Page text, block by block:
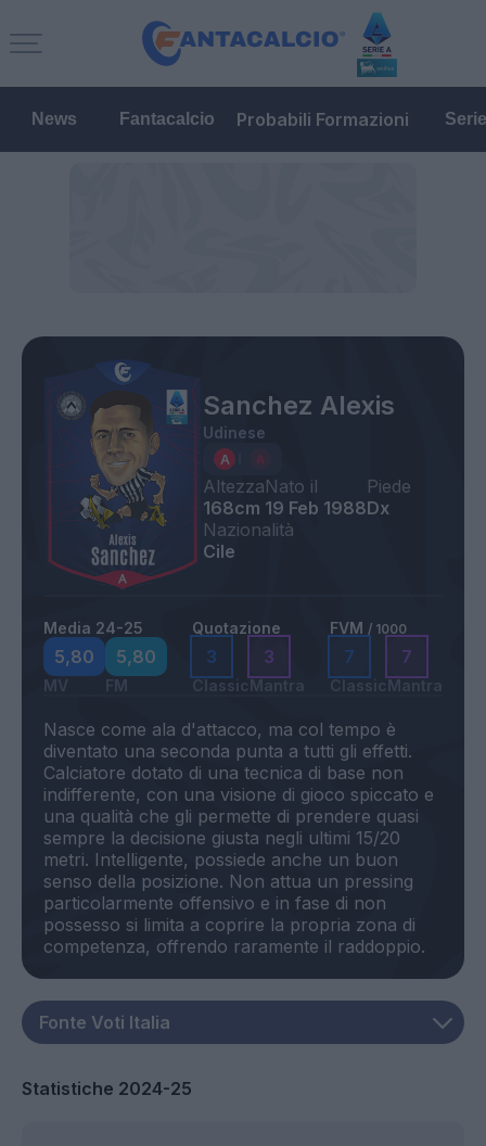
News Fantacalcio Probabili Formazioni
Sanchez Alexis
Udinese
Altezza
168cm
Nato il
19 Feb 1988
Piede
Dx
Nazionalità
Cile
Media 24-25
5,80
MV
5,80
FM
Quotazione
3
Classic
3
Mantra
FVM / 1000
7
Classic
7
Mantra
Nasce come ala d'attacco, ma col tempo è
diventato una seconda punta a tutti gli effetti.
Calciatore dotato di una tecnica di base non
indifferente, con una visione di gioco spiccato e
una qualità che gli permette di prendere quasi
sempre la decisione giusta negli ultimi 15/20
metri. Intelligente, possiede anche un buon
senso della posizione. Non attua un pressing
particolarmente offensivo e in fase di non
possesso si limita a coprire la propria zona di
Statistiche 2024-25